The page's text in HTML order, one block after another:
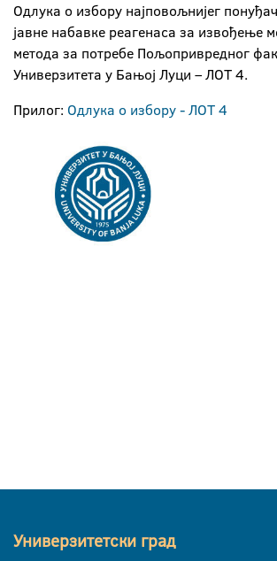
Одлука о избору најповољнијег
јавне набавке реагенаса за извођење
метода за потребе Пољопривредног
Универзитета у Бањој Луци – ЛОТ 4.
Прилог: Одлука о избору - ЛОТ 4
Универзитетски град